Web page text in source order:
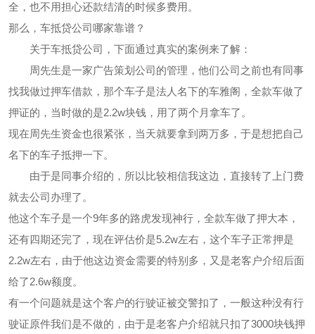
全，也不用担心还款结清的时候多费用。
那么，车抵贷公司哪家靠谱？
关于车抵贷公司，下面通过真实的案例来了解：
周先生是一家广告策划公司的管理，他们公司之前也有同事
找我做过押车借款，那个车子是法人名下的车雅阁，全款车做了
押证的，当时做的是2.2w块钱，用了两个月拿车了。
现在周先生资金也很紧张，当天就要拿到两万多，于是想把自己
名下的车子抵押一下。
由于是同事介绍的，所以比较相信我这边，直接转了上门费
就去公司办理了。
他这个车子是一个9年多的路虎发现神行，全款车做了押大本，
还有四期还完了，现在评估价是5.2w左右，这个车子正常押是
2.2w左右，由于他这边资金需要的特别多，又是老客户介绍后面
给了2.6w额度。
有一个问题就是这个客户的行驶证被交警扣了，一般这种没有行
驶证原件我们是不做的，由于是老客户介绍就只扣了3000块钱押